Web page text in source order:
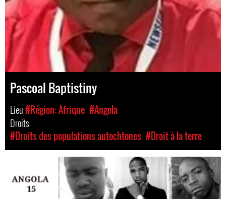
Pascoal Baptistiny
Lieu#Région: Afrique #Angola
Droits
#Droits des populations autochtones #Droit à la terre